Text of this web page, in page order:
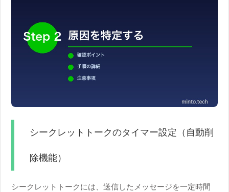
シークレットトークのタイマー設定（自動削
除機能）
シークレットトークには、送信したメッセージを一定時間